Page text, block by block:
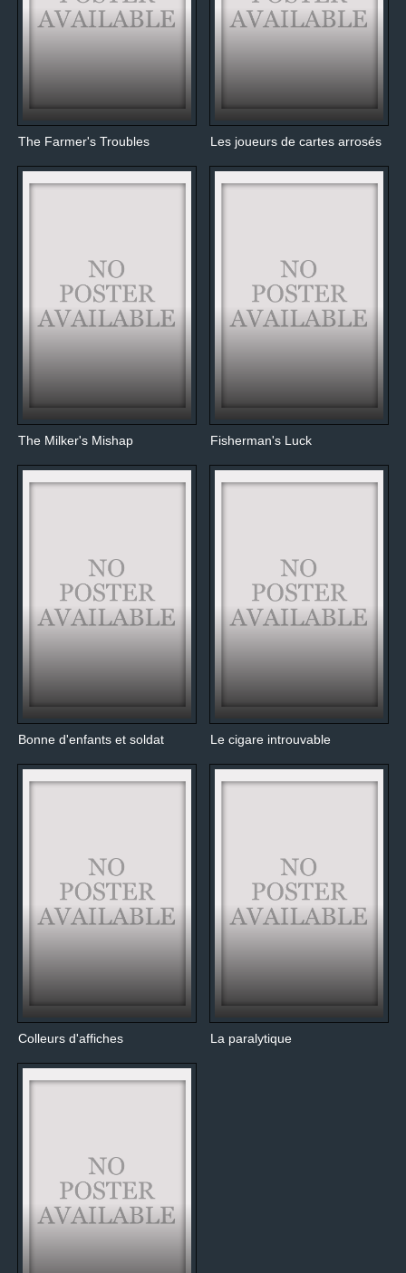
The Farmer's Troubles Les joueurs de cartes arrosés
The Milker's Mishap Fisherman's Luck
Bonne d'enfants et soldat Le cigare introuvable
Colleurs d'affiches La paralytique